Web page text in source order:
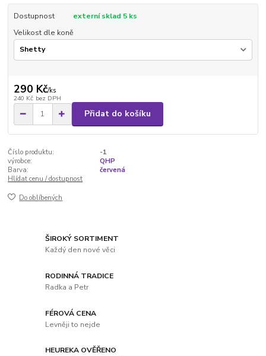
Dostupnost
externí sklad 5 ks
Velikost dle koně
290 Kč/ks
240 Kč bez DPH
Přidat do košíku
Číslo produktu:
-1
výrobce:
QHP
Barva:
červená
Hlídat cenu / dostupnost
Do oblíbených
ŠIROKÝ SORTIMENT
Každý den nové věci
RODINNÁ TRADICE
Radka a Petr
FÉROVÁ CENA
Levněji to nejde
HEUREKA OVĚŘENO